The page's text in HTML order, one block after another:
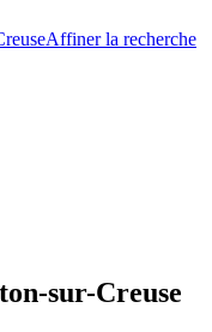
Affiner la recherche
sur-Creuse